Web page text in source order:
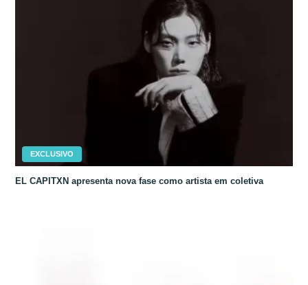
EXCLUSIVO
EL CAPITXN apresenta nova fase como artista em coletiva